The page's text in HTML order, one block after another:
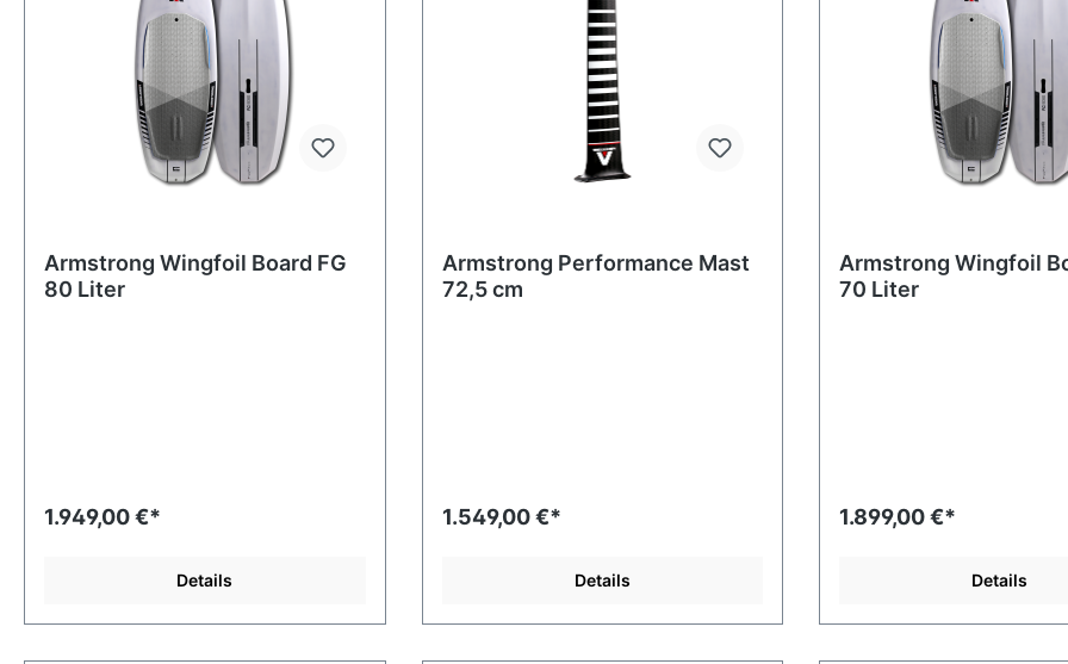
Armstrong Wingfoil Board FG
80 Liter
1.949,00 €*
Details
Armstrong Performance Mast
72,5 cm
1.549,00 €*
Details
Armstrong Wingfoil
70 Liter
1.899,00 €*
Details